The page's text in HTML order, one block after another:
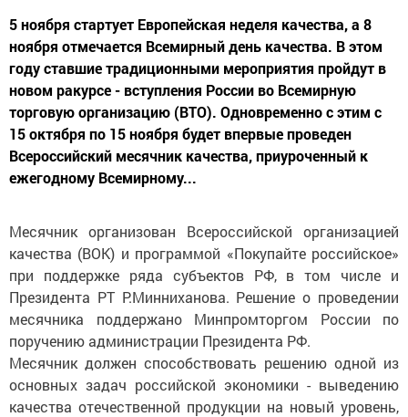
5 ноября стартует Европейская неделя качества, а 8
ноября отмечается Всемирный день качества. В этом
году ставшие традиционными мероприятия пройдут в
новом ракурсе - вступления России во Всемирную
торговую организацию (ВТО). Одновременно с этим с
15 октября по 15 ноября будет впервые проведен
Всероссийский месячник качества, приуроченный к
ежегодному Всемирному...
Месячник организован Всероссийской организацией
качества (ВОК) и программой «Покупайте российское»
при поддержке ряда субъектов РФ, в том числе и
Президента РТ Р.Минниханова. Решение о проведении
месячника поддержано Минпромторгом России по
поручению администрации Президента РФ.
Месячник должен способствовать решению одной из
основных задач российской экономики - выведению
качества отечественной продукции на новый уровень,